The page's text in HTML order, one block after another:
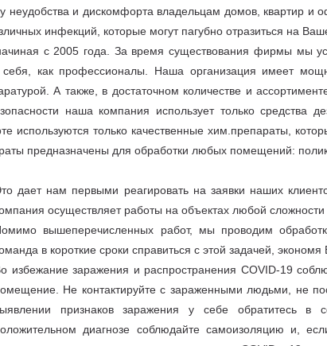
и дискомфорта владельцам домов, квартир и
инфекций, которые могут пагубно отразиться на
с 2005 года. За время существования фирмы мы
как профессионалы. Наша организация имеет
А также, в достаточном количестве и
наша компания использует только средства
используются только качественные хим.препараты,
предназначены для обработки любых помещений:
дает нам первыми реагировать на заявки наших
осуществляет работы на объектах любой сложности
вышеперечисленных работ, мы проводим
в короткие сроки справиться с этой задачей,
избежание заражения и распространения COVID-19
Не контактируйте с зараженными людьми, не
признаков заражения у себе обратитесь в
диагнозе соблюдайте самоизоляцию и,